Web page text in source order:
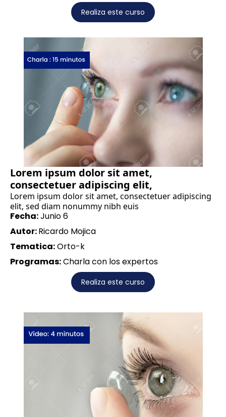
Realiza este curso
Lorem ipsum dolor sit amet,
consectetuer adipiscing elit,
Lorem ipsum dolor sit amet, consectetuer adipiscing
elit, sed diam nonummy nibh euis
Fecha:Junio 6
Autor:Ricardo Mojica
Tematica:Orto-k
Programas:Charla con los expertos
Realiza este curso